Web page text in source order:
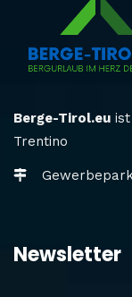
Berge-Tirol.eu
Trentino
Newsletter